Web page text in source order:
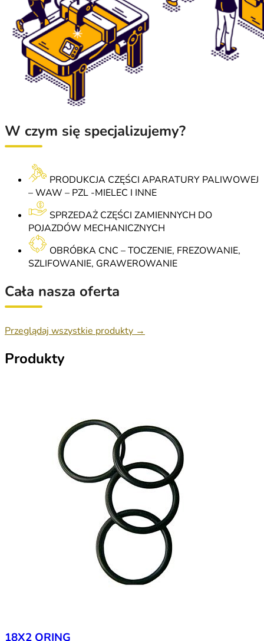
W czym się specjalizujemy?
PRODUKCJA CZĘŚCI APARATURY PALIWOWEJ
– WAW – PZL -MIELEC I INNE
SPRZEDAŻ CZĘŚCI ZAMIENNYCH DO
POJAZDÓW MECHANICZNYCH
OBRÓBKA CNC – TOCZENIE, FREZOWANIE,
SZLIFOWANIE, GRAWEROWANIE
Cała nasza oferta
Przeglądaj wszystkie produkty →
Produkty
18X2 ORING